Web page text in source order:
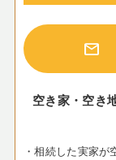
mail
空き家・空き
・相続した実家が